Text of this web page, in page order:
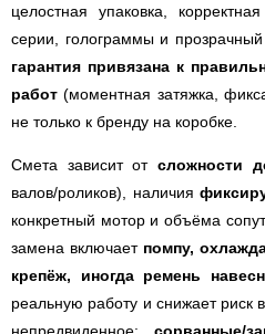
целостная упаковка,
серии, голограммы и
гарантия привязана к
работ (моментная затяжка,
не только к бренду на коробке.
Смета зависит от сложности
валов/роликов), наличия
конкретный мотор и объёма
замена включает помпу,
крепёж, иногда ремень
реальную работу и снижает риск